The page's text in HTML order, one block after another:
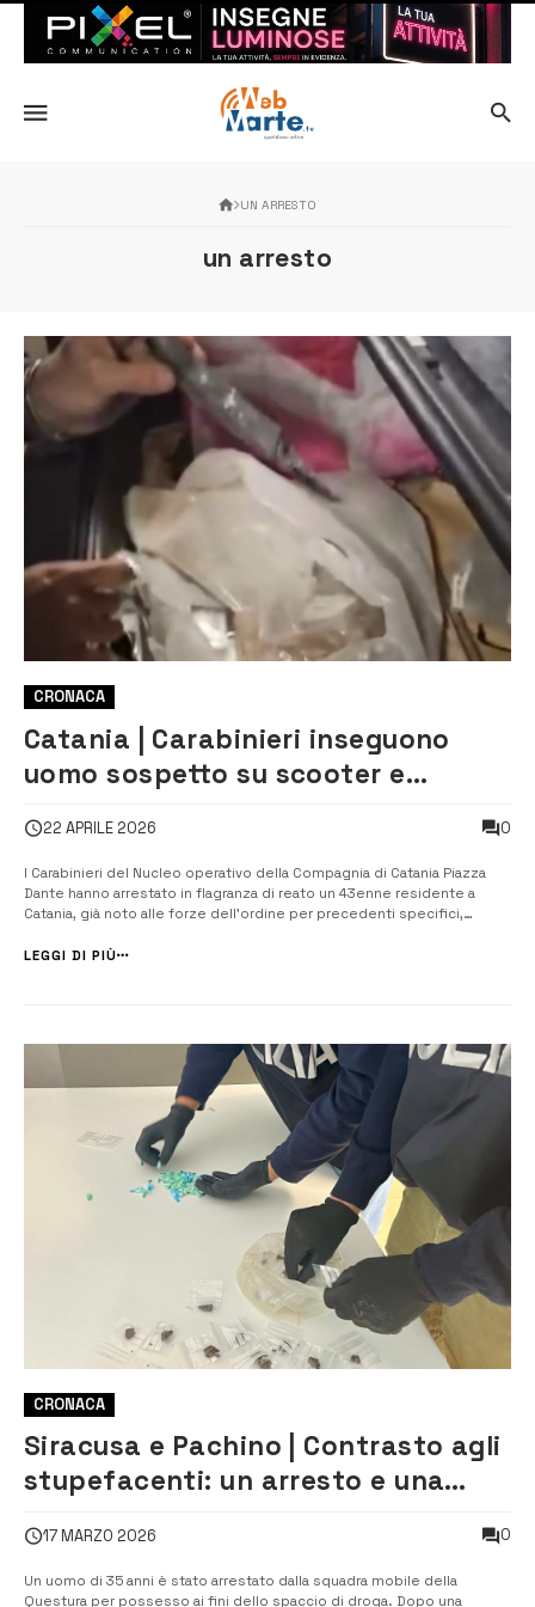
UN ARRESTO
un arresto
CRONACA
Catania | Carabinieri inseguono
uomo sospetto su scooter e
Un arresto
22 APRILE 2026 0
I Carabinieri del Nucleo operativo della Compagnia di Catania Piazza
Dante hanno arrestato in flagranza di reato un 43enne residente a
Catania, già noto alle forze dell’ordine per precedenti specifici,
stupefacenti, ferma restando la presunzione di innocenza valevole
LEGGI DI PIÙ
CRONACA
Siracusa e Pachino | Contrasto agli
stupefacenti: un arresto e una
17 MARZO 2026 0
Un uomo di 35 anni è stato arrestato dalla squadra mobile della
Questura per possesso ai fini dello spaccio di droga. Dopo una